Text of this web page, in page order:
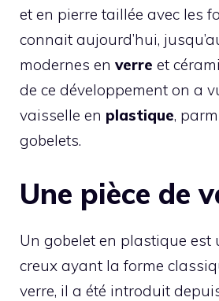
et en pierre taillée avec les
connait aujourd’hui,
modernes en verre et
de ce développement on a
vaisselle en plastique,
gobelets.
Une pièce de
Un gobelet en plastique est
creux ayant la forme
verre, il a été introduit